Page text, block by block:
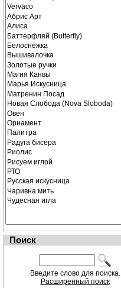
Поиск
Введите слово для поиска.
Расширенный поиск